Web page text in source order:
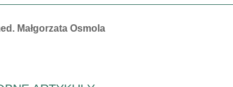
Małgorzata Osmola